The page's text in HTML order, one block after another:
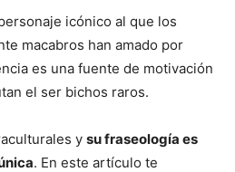
icónico al que los
macabros han amado por
es una fuente de motivación
el ser bichos raros.
y su fraseología es
. En este artículo te